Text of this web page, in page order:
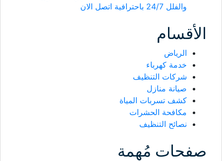
والفلل 24/7 باحترافية اتصل الان
الأقسام
الرياض
خدمة كهرباء
شركات التنظيف
صيانة منازل
كشف تسربات المياة
مكافحة الحشرات
نصائح التنظيف
صفحات مُهمة